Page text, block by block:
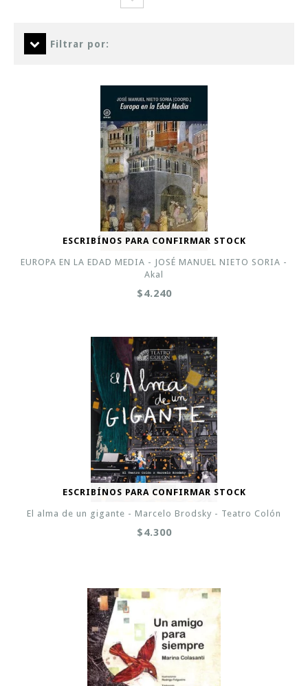
Filtrar por:
ESCRIBÍNOS PARA CONFIRMAR STOCK
EUROPA EN LA EDAD MEDIA - JOSÉ MANUEL NIETO SORIA -
Akal
$4.240
ESCRIBÍNOS PARA CONFIRMAR STOCK
El alma de un gigante - Marcelo Brodsky - Teatro Colón
$4.300